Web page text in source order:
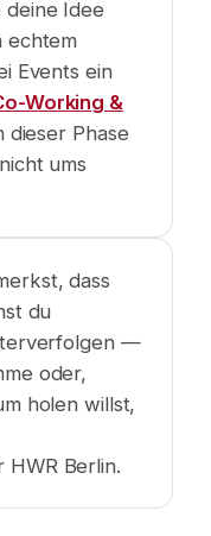
deine Idee
echtem
Events ein
Working &
dieser Phase
ums
dass
du
—
oder,
holen willst,
Berlin.